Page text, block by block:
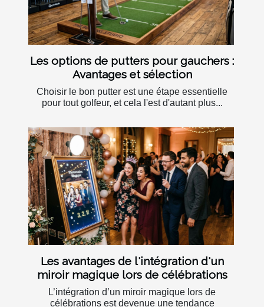
Les options de putters pour gauchers :
Avantages et sélection
Choisir le bon putter est une étape essentielle
pour tout golfeur, et cela l'est d'autant plus...
Les avantages de l'intégration d'un
miroir magique lors de célébrations
L’intégration d’un miroir magique lors de
célébrations est devenue une tendance